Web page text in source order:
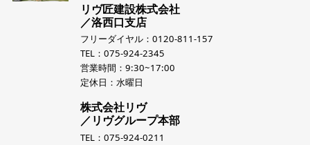
リヴ匠建設株式会社
／洛西口支店
フリーダイヤル：0120-811-157
TEL：075-924-2345
営業時間：9:30~17:00
定休日：水曜日
株式会社リヴ
／リヴグループ本部
TEL：075-924-0211